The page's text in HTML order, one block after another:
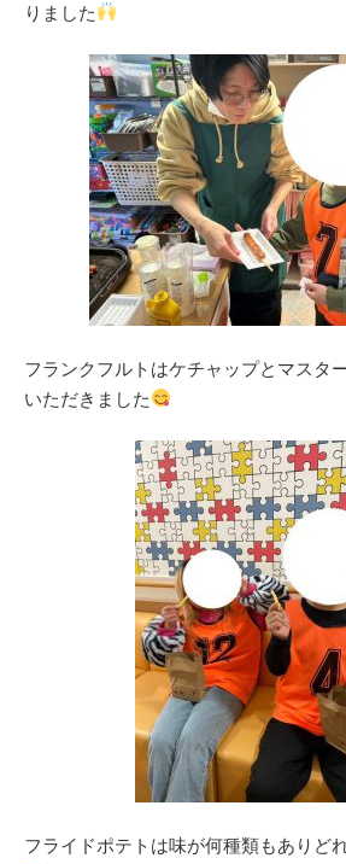
りました
フランクフルトはケチャップとマスタ
いただきました
フライドポテトは味が何種類もありど